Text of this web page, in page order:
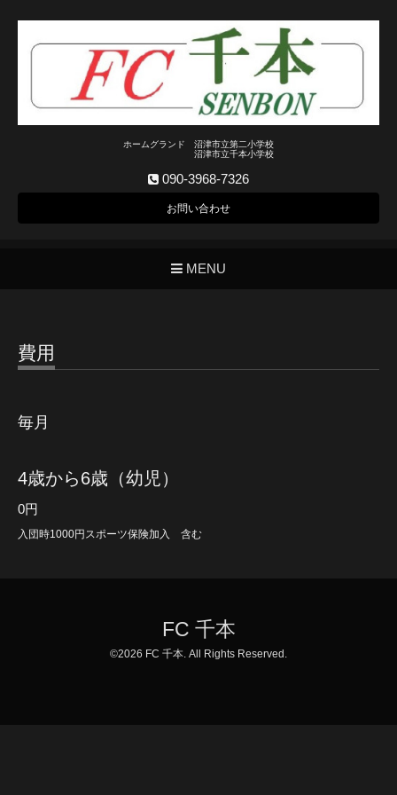
ホームグランド 沼津市立第二小学校
沼津市立千本小学校
090-3968-7326
お問い合わせ
MENU
費用
毎月
4歳から6歳（幼児）
0円
入団時1000円スポーツ保険加入 含む
FC 千本
©2026 FC 千本 . All Rights Reserved.